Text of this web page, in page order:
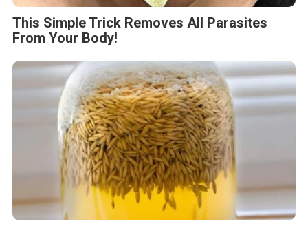
This Simple Trick Removes All Parasites
From Your Body!